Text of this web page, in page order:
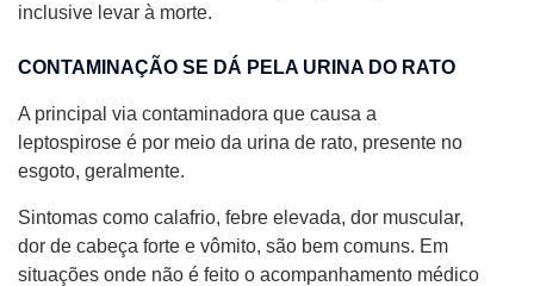
inclusive levar à morte.
CONTAMINAÇÃO SE DÁ PELA URINA DO RATO
A principal via contaminadora que causa a
leptospirose é por meio da urina de rato, presente no
esgoto, geralmente.
Sintomas como calafrio, febre elevada, dor muscular,
dor de cabeça forte e vômito, são bem comuns. Em
situações onde não é feito o acompanhamento médico